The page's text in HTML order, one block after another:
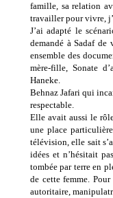
famille, sa relation
travailler pour vivre,
J’ai adapté le
demandé à Sadaf de
ensemble des
mère-fille, Sonate
Haneke.
Behnaz Jafari qui
respectable.
Elle avait aussi le
une place
télévision, elle sait
idées et n’hésitait
tombée par terre en
de cette femme.
autoritaire,